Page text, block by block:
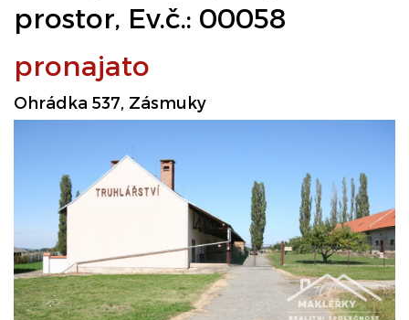
prostor, Ev.č.: 00058
pronajato
Ohrádka 537, Zásmuky